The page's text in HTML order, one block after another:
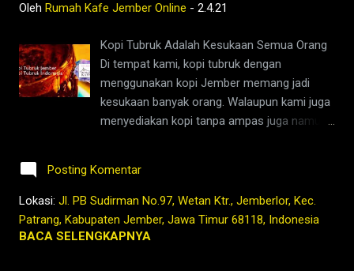
roastbean coffee dan ground coffee yang
rentan kontaminasi udara yang
menyebabkan aroma dan flavour kopi
berkurang drastis Itulah sebabnya kami
selalu mengemas dengan kemasan Kopi
Tubruk MiniOnPack 50gr Rumah Kafe Jember
setiap saat Te...
Oleh Rumah Kafe Jember Online - 2.4.21
Kopi Tubruk Adalah Kesukaan Semua Orang
Di tempat kami, kopi tubruk dengan
menggunakan kopi Jember memang jadi
kesukaan banyak orang. Walaupun kami juga
menyediakan kopi tanpa ampas juga namun
Buat kami itu juga penanda bahwa mereka
telah menyelesaikan sebuah ritual yang
bernama "Jagongan karo Ngopi" ketika
mampir di tempat kami yang sederhana ini.
Posting Komentar
Lokasi: Jl. PB Sudirman No.97, Wetan Ktr., Jemberlor, Kec.
Patrang, Kabupaten Jember, Jawa Timur 68118, Indonesia
BACA SELENGKAPNYA